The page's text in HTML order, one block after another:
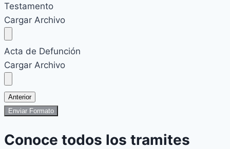
Testamento
Cargar Archivo
Acta de Defunción
Cargar Archivo
Anterior
Enviar Formato
Conoce todos los tramites